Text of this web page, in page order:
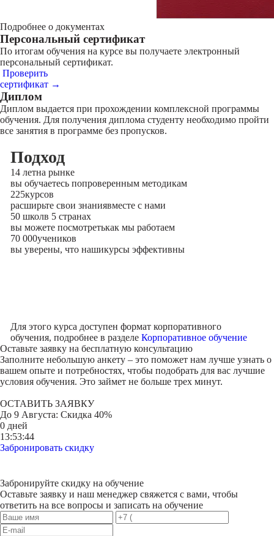
Подробнее о документах
Персональный сертификат
По итогам обучения на курсе вы получаете электронный
персональный сертификат.
Проверить
сертификат →
Диплом
Диплом выдается при прохождении комплексной программы
обучения. Для получения диплома студенту необходимо пройти
все занятия в программе без пропусков.
Подход
14 летна рынке
вы обучаетесь попроверенным методикам
225курсов
расширьте свои знаниявместе с нами
50 школв 5 странах
вы можете посмотретькак мы работаем
70 000учеников
вы уверены, что нашикурсы эффективны
Для этого курса доступен формат корпоративного
обучения, подробнее в разделе Корпоративное обучение
Оставьте заявку на бесплатную консультацию
Заполните небольшую анкету – это поможет нам лучше узнать о
вашем опыте и потребностях, чтобы подобрать для вас лучшие
условия обучения. Это займет не больше трех минут.
ОСТАВИТЬ ЗАЯВКУ
До 9 Августа: Скидка 40%
0 дней
13:53:44
Забронировать скидку
Забронируйте скидку на обучение
Оставьте заявку и наш менеджер свяжется с вами, чтобы
ответить на все вопросы и записать на обучение